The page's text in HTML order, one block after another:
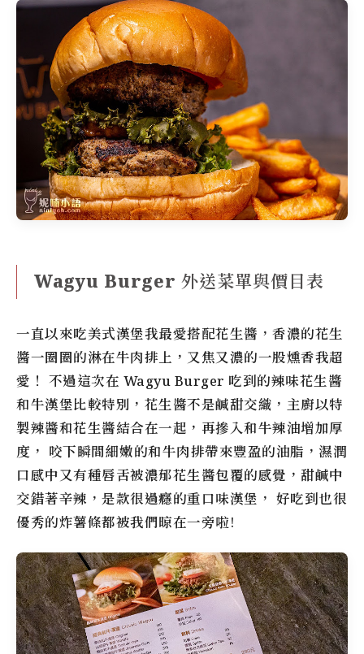
Wagyu Burger 外送菜單與價目表
一直以來吃美式漢堡我最愛搭配花生醬，香濃的花生
醬一圈圈的淋在牛肉排上，又焦又濃的一股燻香我超
愛！ 不過這次在 Wagyu Burger 吃到的辣味花生醬
和牛漢堡比較特別，花生醬不是鹹甜交織，主廚以特
製辣醬和花生醬結合在一起，再摻入和牛辣油增加厚
度， 咬下瞬間細嫩的和牛肉排帶來豐盈的油脂，濕潤
口感中又有種唇舌被濃郁花生醬包覆的感覺，甜鹹中
交錯著辛辣，是款很過癮的重口味漢堡， 好吃到也很
優秀的炸薯條都被我們晾在一旁啦!